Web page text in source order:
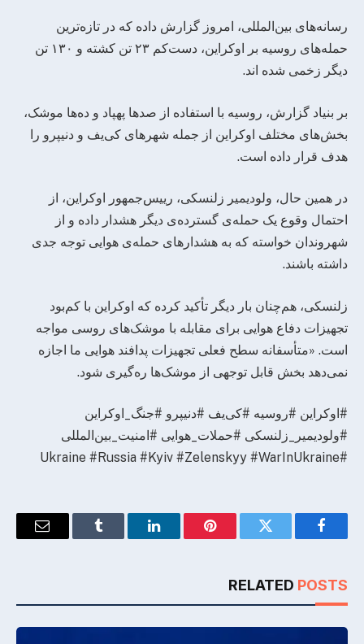
رسانه‌های بین‌المللی، امروز گزارش داده که در تازه‌ترین
حمله‌های روسیه بر اوکراین، دست‌کم ۲۳ تن کشته و ۱۳۰ تن
دیگر زخمی شده ‌اند.
بر بنیاد گزارش، روسیه با استفاده از صدها پهپاد و ده‌ها موشک،
بخش‌های مختلف اوکراین از جمله شهرهای کی‌یف و دنیپرو را
هدف قرار داده است.
در همین حال، ولودیمیر زلنسکی، رییس‌جمهور اوکراین، از
احتمال وقوع یک حمله‌ی گسترده‌ی دیگر هشدار داده و از
شهروندان خواسته که به هشدارهای حمله‌ی هوایی توجه جدی
داشته باشند.
زلنسکی، هم‌چنان بار دیگر تأکید کرده که اوکراین با کم‌بود
تجهیزات دفاع هوایی برای مقابله با موشک‌های روسی مواجه
است. «متأسفانه سطح فعلی تجهیزات پدافند هوایی ما اجازه
نمی‌دهد بخش قابل توجهی از موشک‌ها ره‌گیری شود.
#اوکراین #روسیه #کی‌یف #دنیپرو #جنگ_اوکراین
#ولودیمیر_زلنسکی #حملات_هوایی #امنیت_بین‌المللی
#Ukraine #Russia #Kyiv #Zelenskyy #WarInUkraine
Facebook
Twitter
Pinterest
LinkedIn
Tumblr
Email
RELATED POSTS